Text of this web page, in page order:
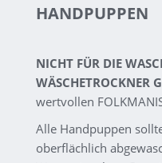
HANDPUPPEN
NICHT FÜR DIE
WÄSCHETROCKNER
wertvollen
Alle Handpuppen
oberflächlich